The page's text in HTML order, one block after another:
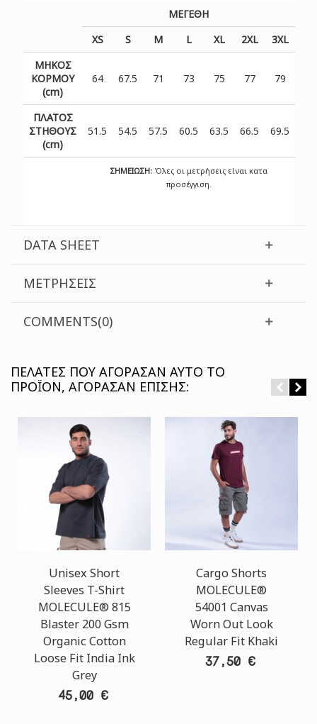
ΜΕΓΕΘΗ
XS
S M L XL 2XL 3XL
ΣΗΜΕΙΩΣΗ: Όλες οι μετρήσεις είναι κατα
προσέγγιση.
ΜΗΚΟΣ
ΚΟΡΜΟΥ
(cm)
64 67.5 71 73 75 77 79
ΠΛΑΤΟΣ
ΣΤΗΘΟΥΣ
(cm)
51.5 54.5 57.5 60.5 63.5 66.5 69.5
DATA SHEET
MΕΤΡΉΣΕΙΣ
COMMENTS(0)
ΠΕΛΆΤΕΣ ΠΟΥ ΑΓΌΡΑΣΑΝ ΑΥΤΌ ΤΟ
ΠΡΟΪΌΝ, ΑΓΌΡΑΣΑΝ ΕΠΊΣΗΣ:
Unisex Short
Sleeves T-Shirt
MOLECULE® 815
Blaster 200 Gsm
Organic Cotton
Loose Fit India Ink
Grey
45,00 €
Cargo Shorts
MOLECULE®
54001 Canvas
Worn Out Look
Regular Fit Khaki
37,50 €